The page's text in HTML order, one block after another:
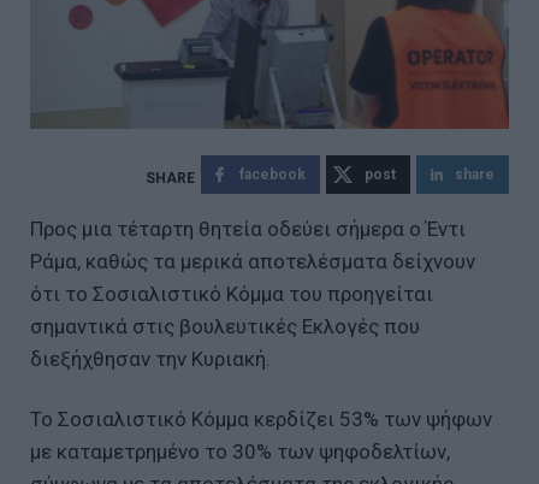
facebook post share
Προς μια τέταρτη θητεία οδεύει σήμερα ο Έντι
Ράμα, καθώς τα μερικά αποτελέσματα δείχνουν
ότι το Σοσιαλιστικό Κόμμα του προηγείται
σημαντικά στις βουλευτικές Εκλογές που
διεξήχθησαν την Κυριακή.
Το Σοσιαλιστικό Κόμμα κερδίζει 53% των ψήφων
με καταμετρημένο το 30% των ψηφοδελτίων,